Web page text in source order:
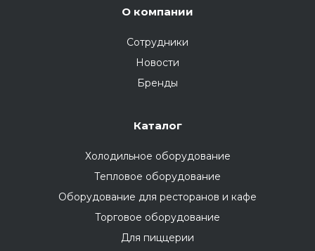
О компании
Сотрудники
Новости
Бренды
Каталог
Холодильное оборудование
Тепловое оборудование
Оборудование для ресторанов и кафе
Торговое оборудование
Для пиццерии